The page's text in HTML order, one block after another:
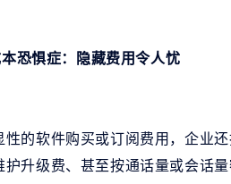
恐惧症：隐藏费用令人忧
性的软件购买或订阅费用，企业
护升级费、甚至按通话量或会话